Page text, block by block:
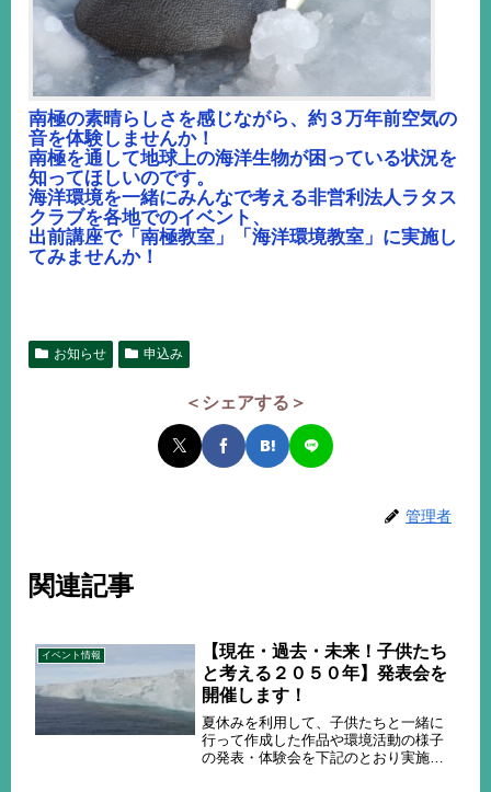
南極の素晴らしさを感じながら、約３万年前空気の
音を体験しませんか！
南極を通して地球上の海洋生物が困っている状況を
知ってほしいのです。
海洋環境を一緒にみんなで考える非営利法人ラタス
クラブを各地でのイベント、
出前講座で「南極教室」「海洋環境教室」に実施し
てみませんか！
お知らせ 申込み
＜シェアする＞
管理者
関連記事
イベント情報
【現在・過去・未来！子供たち
と考える２０５０年】発表会を
開催します！
夏休みを利用して、子供たちと一緒に
行って作成した作品や環境活動の様子
の発表・体験会を下記のとおり実施し